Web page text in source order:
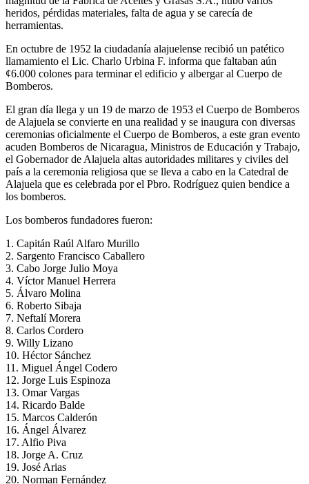
heridos, pérdidas materiales, falta de agua y se carecía de
herramientas.
En octubre de 1952 la ciudadanía alajuelense recibió un patético
llamamiento el Lic. Charlo Urbina F. informa que faltaban aún
¢6.000 colones para terminar el edificio y albergar al Cuerpo de
Bomberos.
El gran día llega y un 19 de marzo de 1953 el Cuerpo de Bomberos
de Alajuela se convierte en una realidad y se inaugura con diversas
ceremonias oficialmente el Cuerpo de Bomberos, a este gran evento
acuden Bomberos de Nicaragua, Ministros de Educación y Trabajo,
el Gobernador de Alajuela altas autoridades militares y civiles del
país a la ceremonia religiosa que se lleva a cabo en la Catedral de
Alajuela que es celebrada por el Pbro. Rodríguez quien bendice a
los bomberos.
Los bomberos fundadores fueron:
1. Capitán Raúl Alfaro Murillo
2. Sargento Francisco Caballero
3. Cabo Jorge Julio Moya
4. Víctor Manuel Herrera
5. Álvaro Molina
6. Roberto Sibaja
7. Neftalí Morera
8. Carlos Cordero
9. Willy Lizano
10. Héctor Sánchez
11. Miguel Ángel Codero
12. Jorge Luis Espinoza
13. Omar Vargas
14. Ricardo Balde
15. Marcos Calderón
16. Ángel Álvarez
17. Alfio Piva
18. Jorge A. Cruz
19. José Arias
20. Norman Fernández